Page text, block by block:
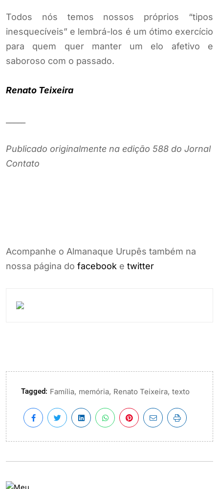
Todos nós temos nossos próprios “tipos
inesquecíveis” e lembrá-los é um ótimo exercício
para quem quer manter um elo afetivo e
saboroso com o passado.
Renato Teixeira
Publicado originalmente na edição 588 do Jornal
Contato
Acompanhe o Almanaque Urupês também na
nossa página do facebook e twitter
Tagged: Família, memória, Renato Teixeira, texto